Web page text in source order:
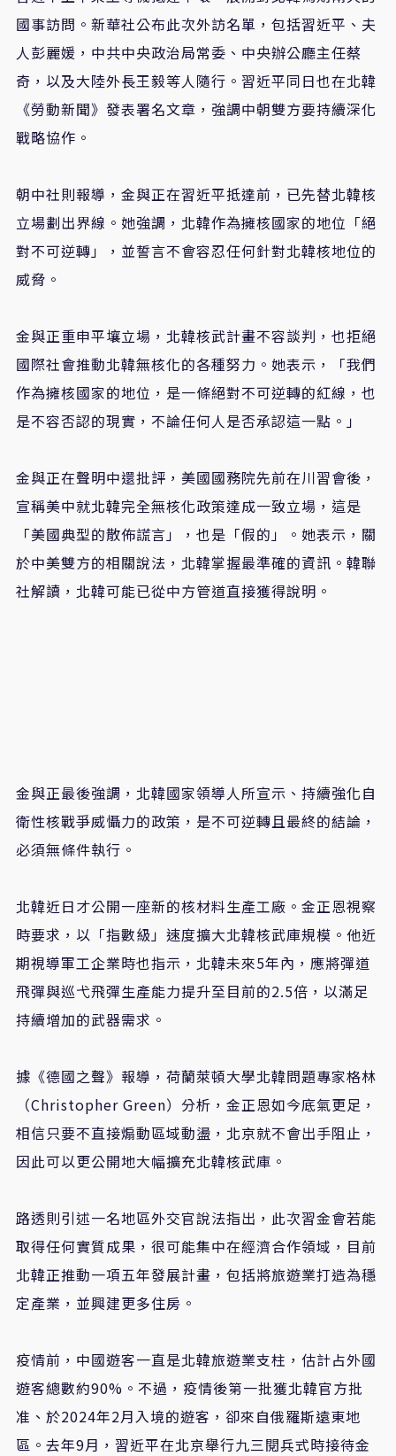
國事訪問。新華社公布此次外訪名單，包括習近平、夫
人彭麗媛，中共中央政治局常委、中央辦公廳主任蔡
奇，以及大陸外長王毅等人隨行。習近平同日也在北韓
《勞動新聞》發表署名文章，強調中朝雙方要持續深化
戰略協作。
朝中社則報導，金與正在習近平抵達前，已先替北韓核
立場劃出界線。她強調，北韓作為擁核國家的地位「絕
對不可逆轉」，並誓言不會容忍任何針對北韓核地位的
威脅。
金與正重申平壤立場，北韓核武計畫不容談判，也拒絕
國際社會推動北韓無核化的各種努力。她表示，「我們
作為擁核國家的地位，是一條絕對不可逆轉的紅線，也
是不容否認的現實，不論任何人是否承認這一點。」
金與正在聲明中還批評，美國國務院先前在川習會後，
宣稱美中就北韓完全無核化政策達成一致立場，這是
「美國典型的散佈謊言」，也是「假的」。她表示，關
於中美雙方的相關說法，北韓掌握最準確的資訊。韓聯
社解讀，北韓可能已從中方管道直接獲得說明。
金與正最後強調，北韓國家領導人所宣示、持續強化自
衛性核戰爭威懾力的政策，是不可逆轉且最終的結論，
必須無條件執行。
北韓近日才公開一座新的核材料生產工廠。金正恩視察
時要求，以「指數級」速度擴大北韓核武庫規模。他近
期視導軍工企業時也指示，北韓未來5年內，應將彈道
飛彈與巡弋飛彈生產能力提升至目前的2.5倍，以滿足
持續增加的武器需求。
據《德國之聲》報導，荷蘭萊頓大學北韓問題專家格林
（Christopher Green）分析，金正恩如今底氣更足，
相信只要不直接煽動區域動盪，北京就不會出手阻止，
因此可以更公開地大幅擴充北韓核武庫。
路透則引述一名地區外交官說法指出，此次習金會若能
取得任何實質成果，很可能集中在經濟合作領域，目前
北韓正推動一項五年發展計畫，包括將旅遊業打造為穩
定產業，並興建更多住房。
疫情前，中國遊客一直是北韓旅遊業支柱，估計占外國
遊客總數約90%。不過，疫情後第一批獲北韓官方批
准、於2024年2月入境的遊客，卻來自俄羅斯遠東地
區。去年9月，習近平在北京舉行九三閱兵式時接待金